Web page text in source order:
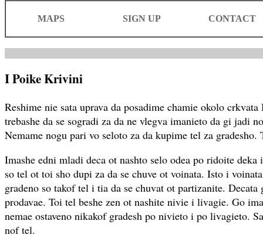
MAPS SIGN UP CONTACT
I Poike Krivini
Reshime nie sata uprava da posadime chamie okolo
trebashe da se sogradi za da ne vlegva imanieto da gi jadi
Nemame nogu pari vo seloto za da kupime tel za gradesho.
Imashe edni mladi deca ot nashto selo odea po ridoite deka
so tel ot toi sho dupi za da se chuve ot voinata. Isto i
gradeno so takof tel i tia da se chuvat ot partizanite.
prodavae. Toi tel beshe zen ot nashite nivie i livagie. Go
nemae ostaveno nikakof gradesh po nivieto i po livagieto.
nof tel.